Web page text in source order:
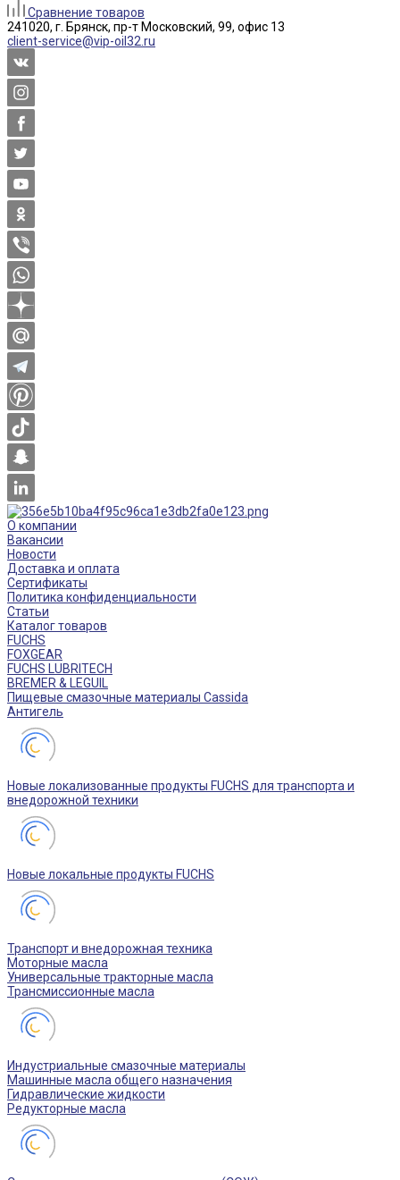
Сравнение товаров
241020, г. Брянск, пр-т Московский, 99, офис 13
client-service@vip-oil32.ru
О компании
Вакансии
Новости
Доставка и оплата
Сертификаты
Политика конфиденциальности
Статьи
Каталог товаров
FUCHS
FOXGEAR
FUCHS LUBRITECH
BREMER & LEGUIL
Пищевые смазочные материалы Cassida
Антигель
Новые локализованные продукты FUCHS для транспорта и
внедорожной техники
Новые локальные продукты FUCHS
Транспорт и внедорожная техника
Моторные масла
Универсальные тракторные масла
Трансмиссионные масла
Индустриальные смазочные материалы
Машинные масла общего назначения
Гидравлические жидкости
Редукторные масла